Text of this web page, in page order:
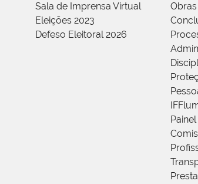
Sala de Imprensa Virtual
Eleições 2023
Defeso Eleitoral 2026